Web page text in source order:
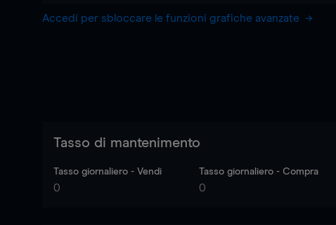
Accedi per sbloccare le funzioni grafiche avanzate
Tasso di mantenimento
Tasso giornaliero - Vendi
0
Tasso giornaliero - Compra
0